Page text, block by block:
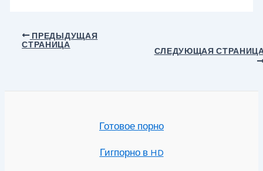
Навигация
ПРЕДЫДУЩАЯ
СТРАНИЦА
СЛЕДУЮЩАЯ
Готовое порно
Гигпорно в HD